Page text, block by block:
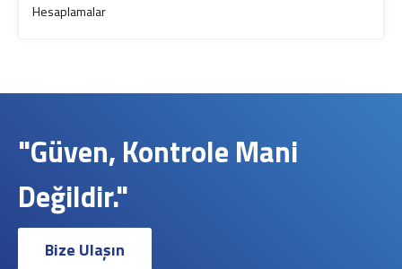
Hesaplamalar
"Güven, Kontrole Mani
Değildir."
Bize Ulaşın